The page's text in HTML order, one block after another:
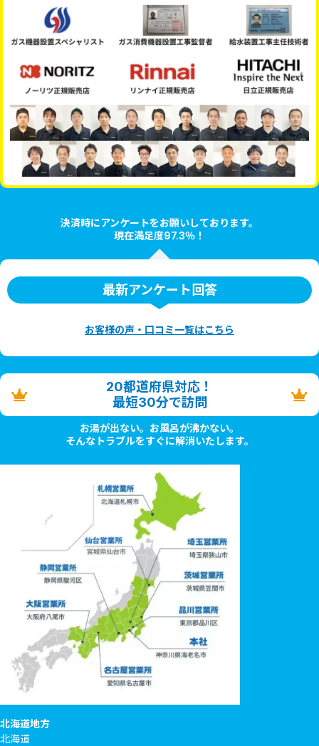
決済時にアンケートをお願いしております。
現在満足度97.3％！
最新アンケート回答
お客様の声・口コミ一覧はこちら
20都道府県対応！
最短30分で訪問
お湯が出ない。お風呂が沸かない。
そんなトラブルをすぐに解消いたします。
北海道地方
北海道